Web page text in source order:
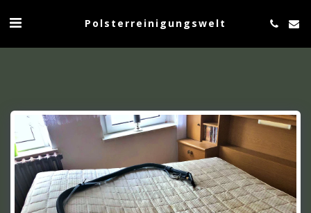
Polsterreinigungswelt